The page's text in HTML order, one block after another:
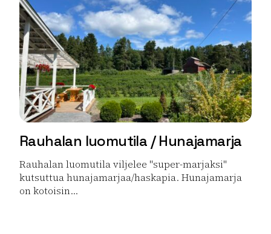
Rauhalan luomutila / Hunajamarja
Rauhalan luomutila viljelee "super-marjaksi"
kutsuttua hunajamarjaa/haskapia. Hunajamarja
on kotoisin...